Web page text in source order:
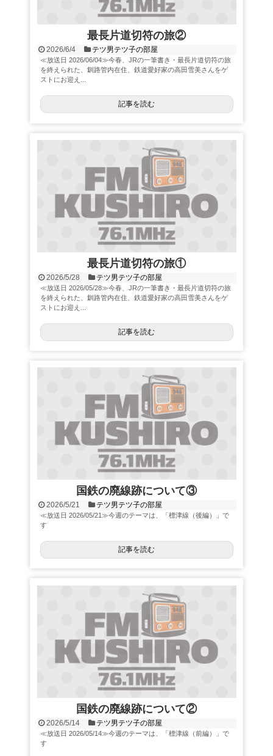
最長片道切符の旅②
2026/6/4 テツ男テツ子の部屋
≪放送日 2026/06/04≫今春、JRの一筆書き・最長片道切符の旅
を終えられた、釧路管内在住、鉄道愛好家の高田雪美さんをゲ
ストにお迎え...
記事を読む
最長片道切符の旅①
2026/5/28 テツ男テツ子の部屋
≪放送日 2026/05/28≫今春、JRの一筆書き・最長片道切符の旅
を終えられた、釧路管内在住、鉄道愛好家の高田雪美さんをゲ
ストにお迎え...
記事を読む
国鉄の廃線跡について③
2026/5/21 テツ男テツ子の部屋
≪放送日 2026/05/21≫今週のテーマは、「標津線（後編）」で
す
記事を読む
国鉄の廃線跡について②
2026/5/14 テツ男テツ子の部屋
≪放送日 2026/05/14≫今週のテーマは、「標津線（前編）」で
す